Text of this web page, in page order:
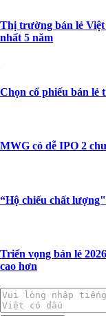
Thị trường bán lẻ
nhất 5 năm
Chọn cổ phiếu bán lẻ
MWG có dễ IPO 2
“Hộ chiếu chất
Triển vọng bán lẻ
cao hơn